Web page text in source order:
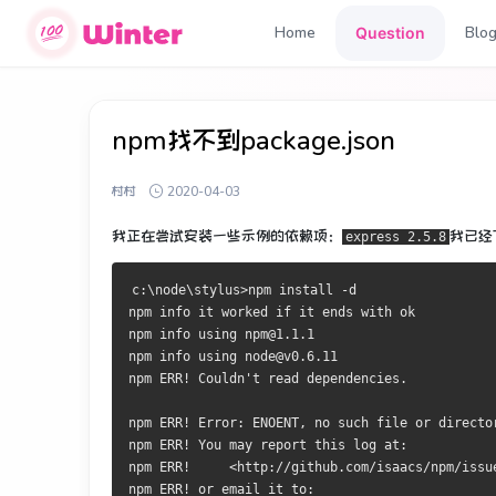
Home Question Blog
npm找不到package.json
村村 2020-04-03
我正在尝试安装一些示例的依赖项： express 2.5.8 我已
c:\node\stylus>npm install -d
npm info it worked if it ends with ok
npm info using npm@1.1.1
npm info using node@v0.6.11
npm ERR! Couldn't read dependencies.
npm ERR! Error: ENOENT, no such file or
npm ERR! You may report this log at:
npm ERR!     <http://github.com/isaacs/npm/
npm ERR! or email it to: